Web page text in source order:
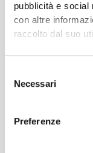
pubblicità e social
con altre
raccolto dal suo
delNecessari
Preferenze